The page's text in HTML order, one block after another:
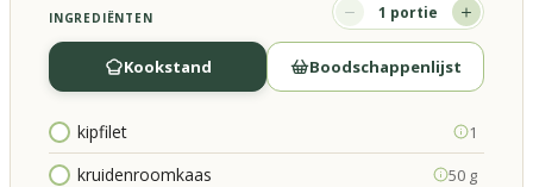
INGREDIËNTEN 1 portie
Kookstand Boodschappenlijst
kipfilet 1
kruidenroomkaas 50 g